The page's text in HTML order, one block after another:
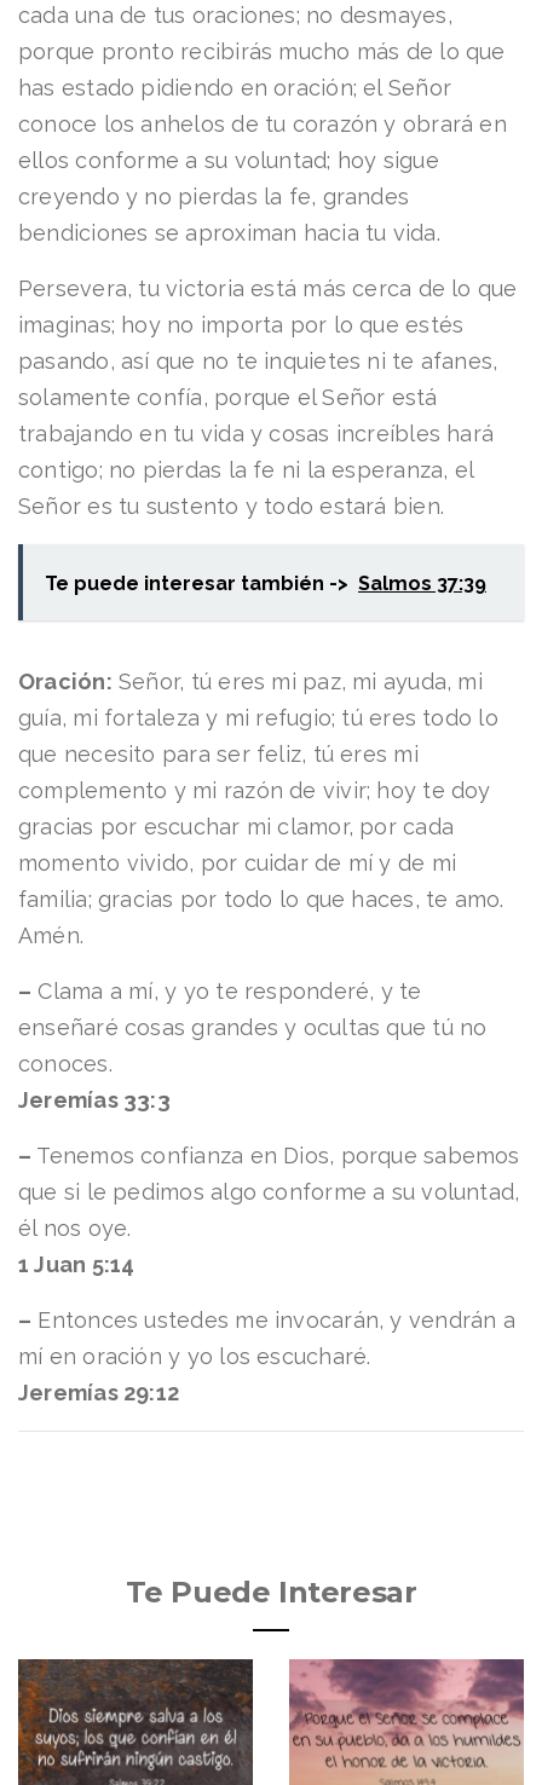
cada una de tus oraciones; no desmayes,
porque pronto recibirás mucho más de lo que
has estado pidiendo en oración; el Señor
conoce los anhelos de tu corazón y obrará en
ellos conforme a su voluntad; hoy sigue
creyendo y no pierdas la fe, grandes
bendiciones se aproximan hacia tu vida.
Persevera, tu victoria está más cerca de lo que
imaginas; hoy no importa por lo que estés
pasando, así que no te inquietes ni te afanes,
solamente confía, porque el Señor está
trabajando en tu vida y cosas increíbles hará
contigo; no pierdas la fe ni la esperanza, el
Señor es tu sustento y todo estará bien.
Te puede interesar también -> Salmos 37:39
Oración: Señor, tú eres mi paz, mi ayuda, mi
guía, mi fortaleza y mi refugio; tú eres todo lo
que necesito para ser feliz, tú eres mi
complemento y mi razón de vivir; hoy te doy
gracias por escuchar mi clamor, por cada
momento vivido, por cuidar de mí y de mi
familia; gracias por todo lo que haces, te amo.
Amén.
– Clama a mí, y yo te responderé, y te
enseñaré cosas grandes y ocultas que tú no
conoces.
Jeremías 33:3
– Tenemos confianza en Dios, porque sabemos
que si le pedimos algo conforme a su voluntad,
él nos oye.
1 Juan 5:14
– Entonces ustedes me invocarán, y vendrán a
mí en oración y yo los escucharé.
Jeremías 29:12
Te Puede Interesar